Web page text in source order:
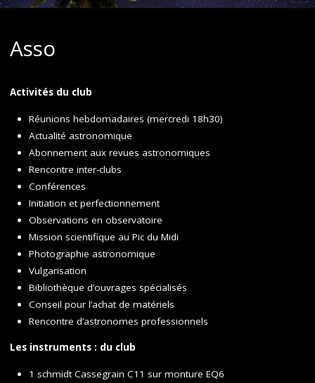
Asso
Activités du club
Réunions hebdomadaires (mercredi 18h30)
Actualité astronomique
Abonnement aux revues astronomiques
Rencontre inter-clubs
Conférences
Initiation et perfectionnement
Observations en observatoire
Mission scientifique au Pic du Midi
Photographie astronomique
Vulgarisation
Bibliothèque d’ouvrages spécialisés
Conseil pour l’achat de matériels
Rencontre d’astronomes professionnels
Les instruments : du club
1 schmidt Cassegrain C11 sur monture EQ6